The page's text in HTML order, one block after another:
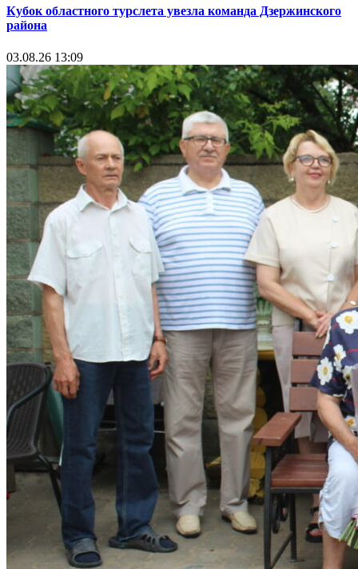
Кубок областного турслета увезла команда Дзержинского
района
03.08.26 13:09